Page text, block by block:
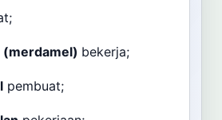
(merdamel) bekerja;
pembuat;